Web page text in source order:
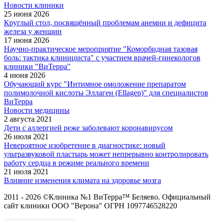
Новости клиники
25 июня 2026
Круглый стол, посвящённый проблемам анемии и дефицита
железа у женщин
17 июня 2026
Научно-практическое мероприятие "Коморбидная тазовая
боль: тактика клинициста" с участием врачей-гинекологов
клиники "ВиТерра"
4 июня 2026
Обучающий курс "Интимное омоложение препаратом
полимолочной кислоты Эллаген (Ellagen)" для специалистов
ВиТерра
Новости медицины
2 августа 2021
Дети с аллергией реже заболевают коронавирусом
26 июля 2021
Невероятное изобретение в диагностике: новый
ультразвуковой пластырь может непрерывно контролировать
работу сердца в режиме реального времени
21 июля 2021
Влияние изменения климата на здоровье мозга
2011 - 2026 ©Клиника №1 ВиТерра™ Беляево. Официальный
сайт клиники ООО "Верона" ОГРН 1097746528220